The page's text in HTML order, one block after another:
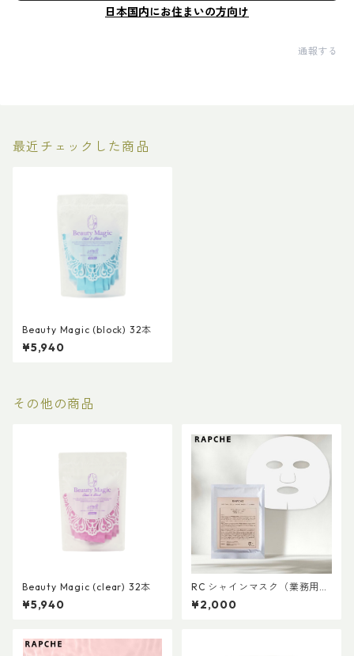
日本国内にお住まいの方向け
通報する
最近チェックした商品
Beauty Magic (block) 32本
¥5,940
その他の商品
Beauty Magic (clear) 32本
¥5,940
RC シャインマスク（業務用美
容マスク）
¥2,000